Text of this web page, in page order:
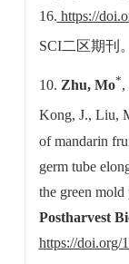
16. https://
SCI二区期刊。
10. Zhu, Mo*,
Kong, J., Liu,
of mandarin
germ tube
the green mold
Postharvest
https://doi.org/